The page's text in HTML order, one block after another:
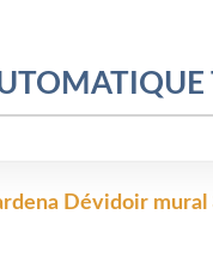
Dévidoir